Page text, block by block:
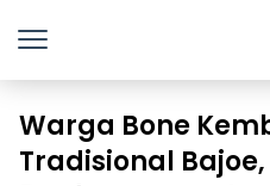
Warga Bone
Tradisional